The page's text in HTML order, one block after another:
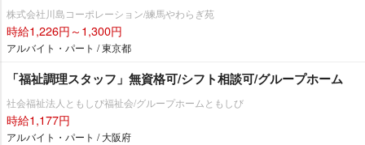
株式会社川島コーポレーション/練馬やわらぎ苑
時給1,226円～1,300円
アルバイト・パート / 東京都
「福祉調理スタッフ」無資格可/シフト相談可/グループホーム
社会福祉法人ともしび福祉会/グループホームともしび
時給1,177円
アルバイト・パート / 大阪府